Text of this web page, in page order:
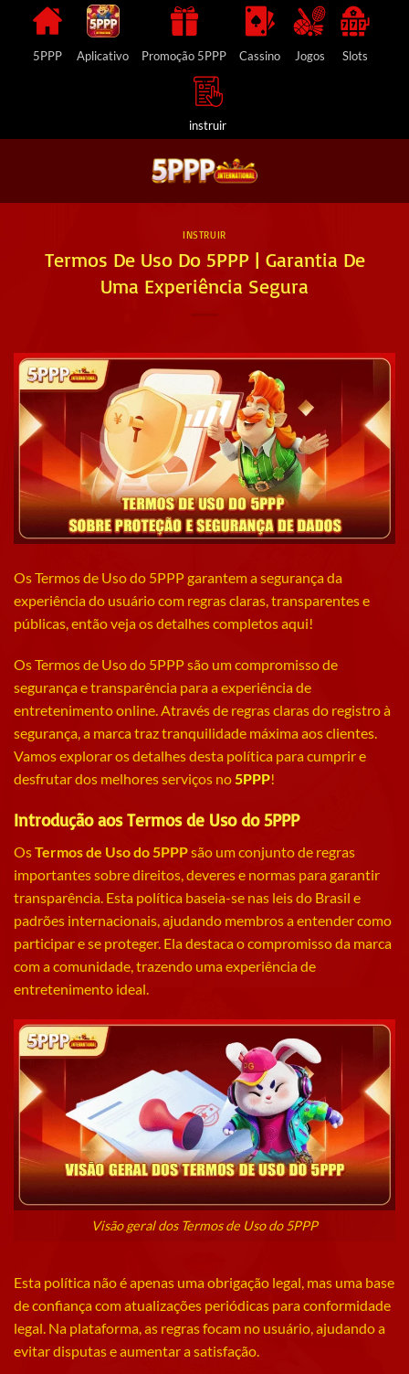
content5PPP Aplicativo Promoção 5PPP Cassino Jogos Slots
instruir
INSTRUIR
Termos De Uso Do 5PPP | Garantia De
Uma Experiência Segura
Os Termos de Uso do 5PPP garantem a segurança da
experiência do usuário com regras claras, transparentes e
públicas, então veja os detalhes completos aqui!
Os Termos de Uso do 5PPPsão um compromisso de
segurança e transparência para a experiência de
entretenimento online. Através de regras claras do registro à
segurança, a marca traz tranquilidade máxima aos clientes.
Vamos explorar os detalhes desta política para cumprir e
desfrutar dos melhores serviços no5PPP!
Introdução aos Termos de Uso do 5PPP
OsTermos de Uso do 5PPPsão um conjunto de regras
importantes sobre direitos, deveres e normas para garantir
transparência. Esta política baseia-se nas leis do Brasil e
padrões internacionais, ajudando membros a entender como
participar e se proteger. Ela destaca o compromisso da marca
com a comunidade, trazendo uma experiência de
entretenimento ideal.
Visão geral dos Termos de Uso do 5PPP
Esta política não é apenas uma obrigação legal, mas uma base
de confiança com atualizações periódicas para conformidade
legal. Na plataforma, as regras focam no usuário, ajudando a
evitar disputas e aumentar a satisfação.